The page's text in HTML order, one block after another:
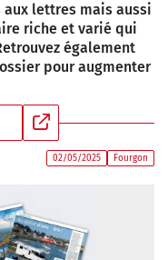
aux lettres mais aussi
riche et varié qui
également
pour augmenter
02/05/2025 Fourgon